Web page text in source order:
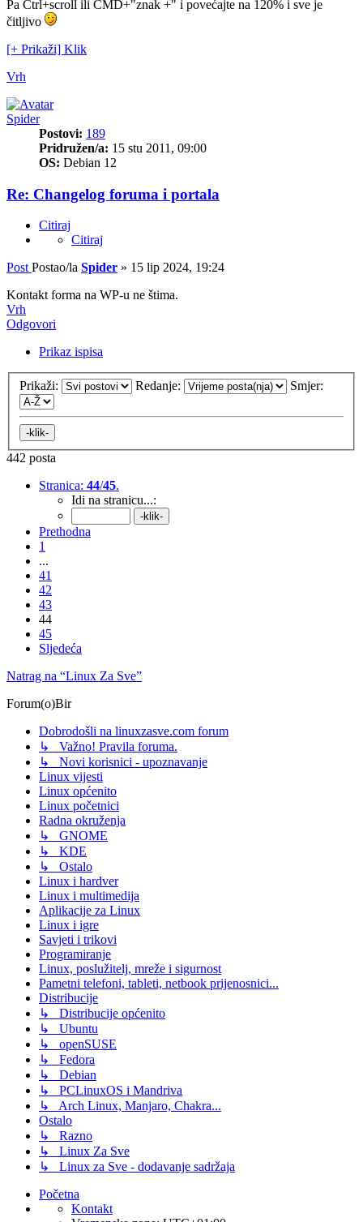
Pa Ctrl+scroll ili CMD+"znak +" i povećajte na 120% i sve je
čitljivo
[+ Prikaži] Klik
Vrh
Spider
Postovi: 189
Pridružen/a: 15 stu 2011, 09:00
OS: Debian 12
Re: Changelog foruma i portala
Citiraj
Citiraj
Post Postao/la Spider » 15 lip 2024, 19:24
Kontakt forma na WP-u ne štima.
Vrh
Odgovori
Prikaz ispisa
Prikaži: Redanje: Smjer:
442 posta
Stranica: 44/45.
Idi na stranicu...:
Prethodna
1
...
41
42
43
44
45
Sljedeća
Natrag na “Linux Za Sve”
Forum(o)Bir
Dobrodošli na linuxzasve.com forum
↳ Važno! Pravila foruma.
↳ Novi korisnici - upoznavanje
Linux vijesti
Linux općenito
Linux početnici
Radna okruženja
↳ GNOME
↳ KDE
↳ Ostalo
Linux i hardver
Linux i multimedija
Aplikacije za Linux
Linux i igre
Savjeti i trikovi
Programiranje
Linux, poslužitelj, mreže i sigurnost
Pametni telefoni, tableti, netbook prijenosnici...
Distribucije
↳ Distribucije općenito
↳ Ubuntu
↳ openSUSE
↳ Fedora
↳ Debian
↳ PCLinuxOS i Mandriva
↳ Arch Linux, Manjaro, Chakra...
Ostalo
↳ Razno
↳ Linux Za Sve
↳ Linux za Sve - dodavanje sadržaja
Početna
Kontakt